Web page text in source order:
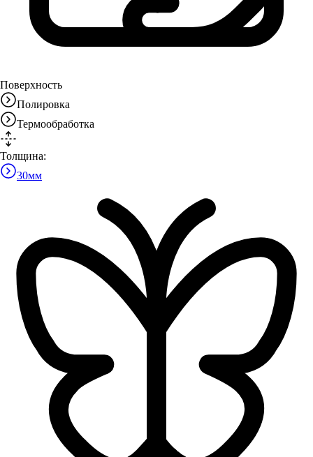
Поверхность
Полировка
Термообработка
Толщина:
30мм